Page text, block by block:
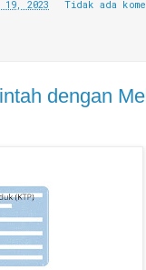
2023 Tidak ada
dengan